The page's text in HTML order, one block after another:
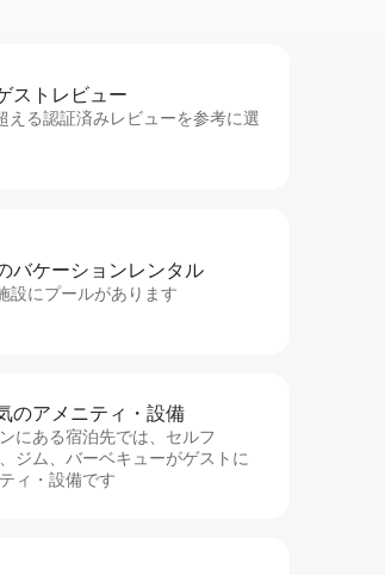
ス⁠ト⁠レ⁠ビ⁠ュ⁠ー
える認証済みレビューを参考に選
バ⁠ケ⁠ー⁠シ⁠ョ⁠ンレ⁠ン⁠タ⁠ル
設にプールがあります
のア⁠メ⁠ニ⁠テ⁠ィ・設⁠備
にある宿泊先では、セ⁠ル⁠フ
ジム、バーベキューがゲストに
ィ・設備です